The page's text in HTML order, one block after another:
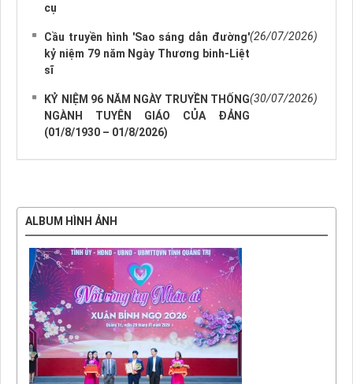
cụ
Cầu truyền hình 'Sao sáng dẫn đường'
kỷ niệm 79 năm Ngày Thương binh-Liệt
sĩ
(26/07/2026)
KỶ NIỆM 96 NĂM NGÀY TRUYỀN THỐNG
NGÀNH TUYÊN GIÁO CỦA ĐẢNG
(01/8/1930 – 01/8/2026)
(30/07/2026)
ALBUM HÌNH ẢNH